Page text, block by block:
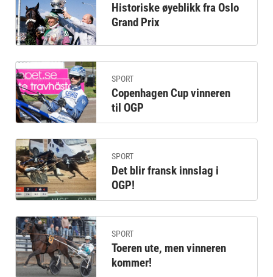
Historiske øyeblikk fra Oslo
Grand Prix
SPORT
Copenhagen Cup vinneren
til OGP
SPORT
Det blir fransk innslag i
OGP!
SPORT
Toeren ute, men vinneren
kommer!